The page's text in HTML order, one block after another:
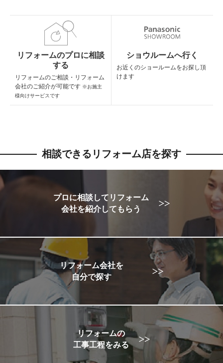
リフォームのプロに相談
する
リフォームのご相談・ リフォーム
会社のご紹介が可能です ※お施主
様向けサービスです
ショウルームへ行く
お近くのショールームをお探し頂
けます
相談できるリフォーム店を探す
プロに相談してリフォーム
会社を紹介してもらう
リフォーム会社を
自分で探す
リフォームの
工事工程をみる